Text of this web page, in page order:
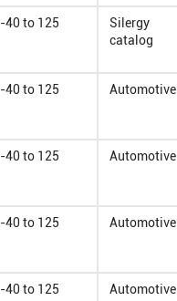
-40 to 125
Silergy
catalog
-40 to 125 Automotive
-40 to 125 Automotive
-40 to 125 Automotive
-40 to 125 Automotive